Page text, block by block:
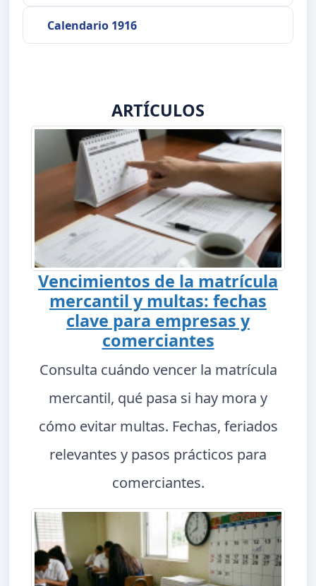
Calendario 1916
ARTÍCULOS
Vencimientos de la matrícula
mercantil y multas: fechas
clave para empresas y
comerciantes
Consulta cuándo vencer la matrícula
mercantil, qué pasa si hay mora y
cómo evitar multas. Fechas, feriados
relevantes y pasos prácticos para
comerciantes.